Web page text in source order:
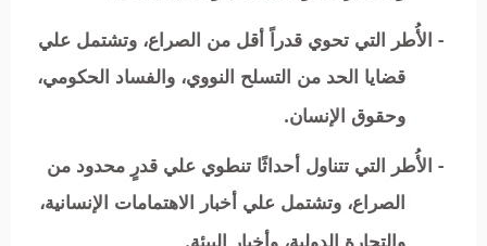
- الأُطر التي تحوي قدراً أقل من الصراع، وتشتمل علي
قضايا الحد من التسلح النووي، والفساد الحكومي،
وحقوق الإنسان.
- الأُطر التي تتناول أحداثًا تنطوي علي قدرٍ محدود من
الصراع، وتشتمل علي أخبار الاهتمامات الإنسانية،
والتجارة الدولية، وأخبار البيئة.